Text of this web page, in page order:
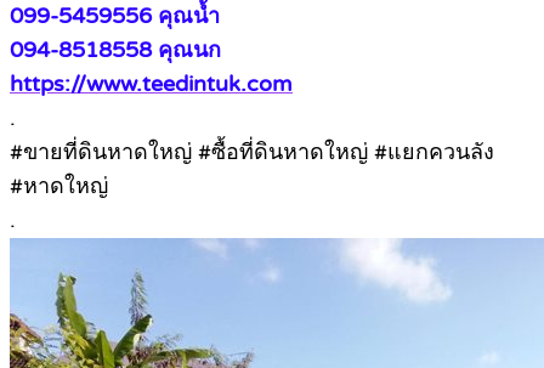
099-5459556 คุณน้ำ
094-8518558 คุณนก
https://www.teedintuk.com
.
#ขายที่ดินหาดใหญ่ #ซื้อที่ดินหาดใหญ่ #แยกควนลัง
#หาดใหญ่
.